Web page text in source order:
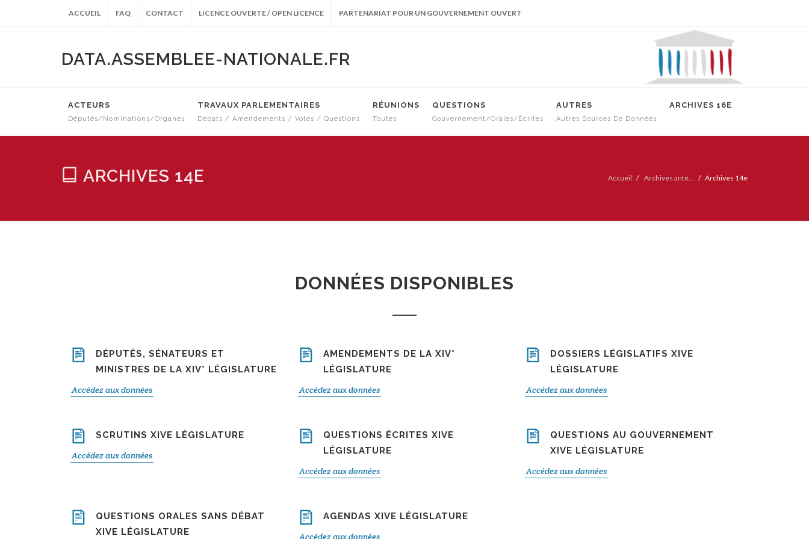
ACCUEIL FAQ CONTACT LICENCE OUVERTE / OPEN LICENCE PARTENARIAT POUR UN GOUVERNEMENT OUVERT
DATA.ASSEMBLEE-NATIONALE.FR
ACTEURS
Députés/Nominations/Organes
TRAVAUX PARLEMENTAIRES
Débats / Amendements / Votes / Questions
RÉUNIONS
Toutes
QUESTIONS
Gouvernement/Orales/Ecrites
AUTRES
Autres Sources De Données
ARCHIVES 16E
ARCHIVES 14E Accueil Archives anté... Archives 14e
DONNÉES DISPONIBLES
DÉPUTÉS, SÉNATEURS ET
MINISTRES DE LA XIV° LÉGISLATURE
Accédez aux données
AMENDEMENTS DE LA XIV°
LÉGISLATURE
Accédez aux données
DOSSIERS LÉGISLATIFS XIVE
LÉGISLATURE
Accédez aux données
SCRUTINS XIVE LÉGISLATURE
Accédez aux données
QUESTIONS ÉCRITES XIVE
LÉGISLATURE
Accédez aux données
QUESTIONS AU GOUVERNEMENT
XIVE LÉGISLATURE
Accédez aux données
QUESTIONS ORALES SANS DÉBAT
XIVE LÉGISLATURE
AGENDAS XIVE LÉGISLATURE
Accédez aux données